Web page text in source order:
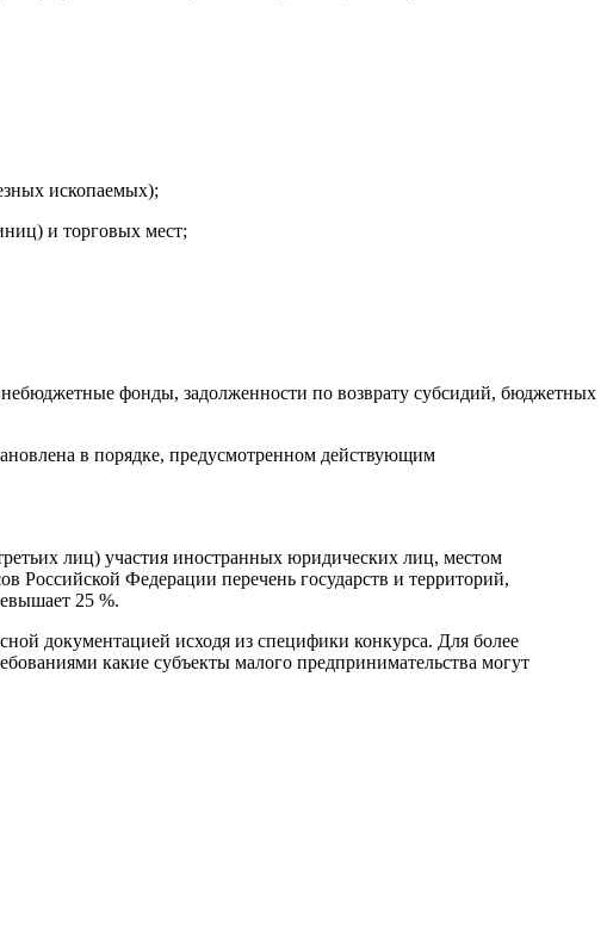
ископаемых);
и торговых мест;
фонды, задолженности по возврату субсидий, бюджетных
в порядке, предусмотренном действующим
лиц) участия иностранных юридических лиц, местом
Российской Федерации перечень государств и территорий,
25 %.
документацией исходя из специфики конкурса. Для более
какие субъекты малого предпринимательства могут